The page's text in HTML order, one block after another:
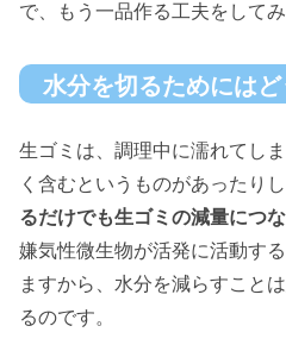
で、もう一品作る工夫をしてみ
水分を切るためにはど
生ゴミは、調理中に濡れてし
く含むというものがあったり
るだけでも生ゴミの減量につ
嫌気性微生物が活発に活動す
ますから、水分を減らすこと
るのです。